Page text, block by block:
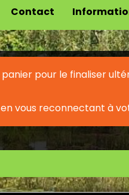
Contact
panier pour le finaliser
vous reconnectant à